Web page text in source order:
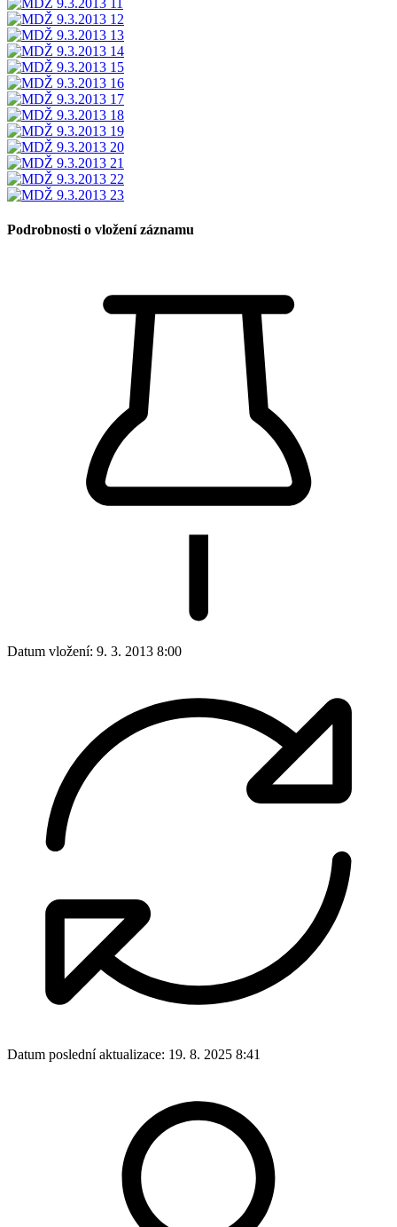
Podrobnosti o vložení záznamu
Datum vložení: 9. 3. 2013 8:00
Datum poslední aktualizace: 19. 8. 2025 8:41